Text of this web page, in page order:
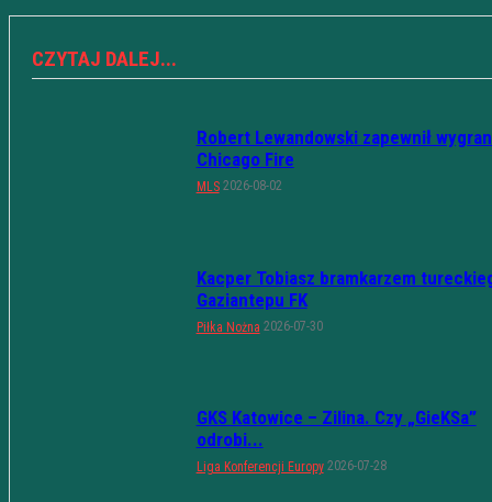
CZYTAJ DALEJ...
Robert Lewandowski zapewnił
Chicago Fire
MLS 2026-08-02
Kacper Tobiasz bramkarzem
Gaziantepu FK
Piłka Nożna 2026-07-30
GKS Katowice – Zilina. Czy „GieKSa”
odrobi...
Liga Konferencji Europy 2026-07-28